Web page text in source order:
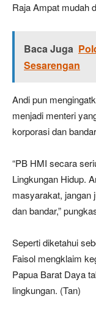
Raja Ampat mudah
Baca Juga
Sesarengan
Andi pun
menjadi menteri
korporasi dan
“PB HMI secara
Lingkungan Hidup.
masyarakat, jangan
dan bandar,”
Seperti diketahui
Faisol mengklaim
Papua Barat Daya
lingkungan. (Tan)